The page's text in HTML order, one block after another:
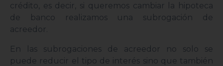
crédito, es decir, si queremos cambiar la hipoteca
de banco realizamos una subrogación de
acreedor.
En las subrogaciones de acreedor no solo se
puede reducir el tipo de interés sino que también